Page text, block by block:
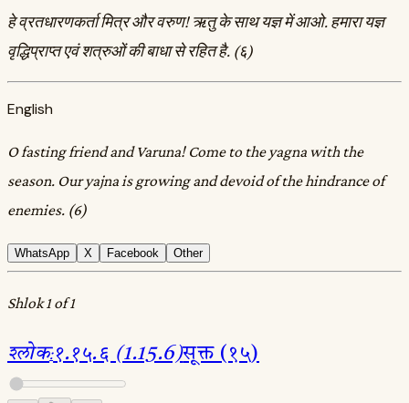
हे व्रतधारणकर्ता मित्र और वरुण! ऋतु के साथ यज्ञ में आओ. हमारा यज्ञ
वृद्धिप्राप्त एवं शत्रुओं की बाधा से रहित है. (६)
English
O fasting friend and Varuna! Come to the yagna with the
season. Our yajna is growing and devoid of the hindrance of
enemies. (6)
WhatsApp X Facebook Other
Shlok 1 of 1
श्लोक:१.१५.६ (1.15.6)सूक्त (१५)